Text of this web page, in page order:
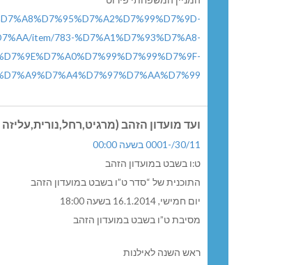
item/783-%D7%A1%D7%93%D7%A8-
ועד מועדון הזהב (מרגיט,רחל,נורית,עליזה
30/11/-0001 בשעה 00:00
ט:ו בשבט במועדון הזהב
התוכנית של “סדר ט”ו בשבט במועדון הזהב
יום חמישי, 16.1.2014 בשעה 18:00
מסיבת ט”ו בשבט במועדון הזהב
ראש השנה לאילנות